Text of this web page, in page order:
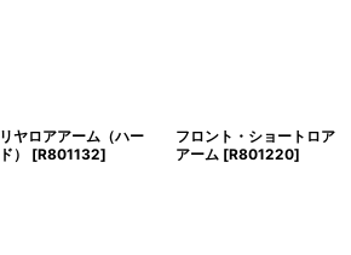
リヤロアアーム（ハー
ド）
[R801132]
フロント・ショートロア
アーム [R801220]